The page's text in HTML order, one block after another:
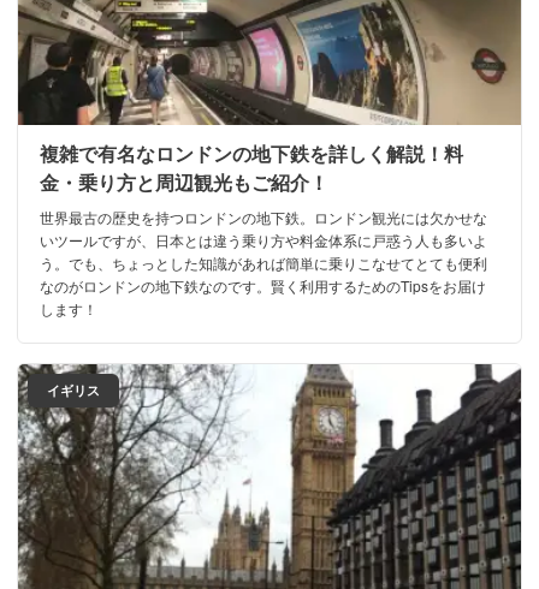
複雑で有名なロンドンの地下鉄を詳しく解説！料
金・乗り方と周辺観光もご紹介！
世界最古の歴史を持つロンドンの地下鉄。ロンドン観光には欠かせな
いツールですが、日本とは違う乗り方や料金体系に戸惑う人も多いよ
う。でも、ちょっとした知識があれば簡単に乗りこなせてとても便利
なのがロンドンの地下鉄なのです。賢く利用するためのTipsをお届け
します！
イギリス